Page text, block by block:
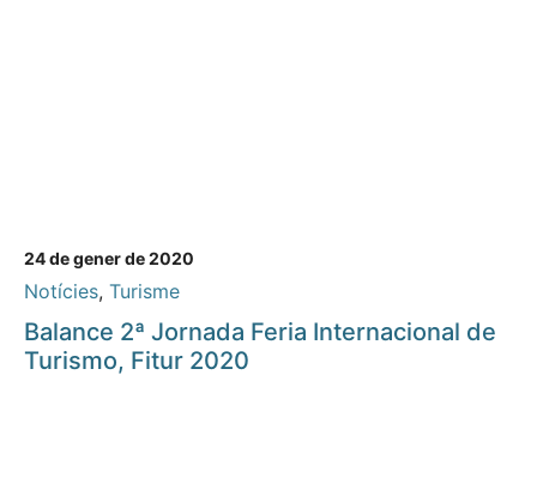
24 de gener de 2020
Notícies, Turisme
Balance 2ª Jornada Feria Internacional de
Turismo, Fitur 2020